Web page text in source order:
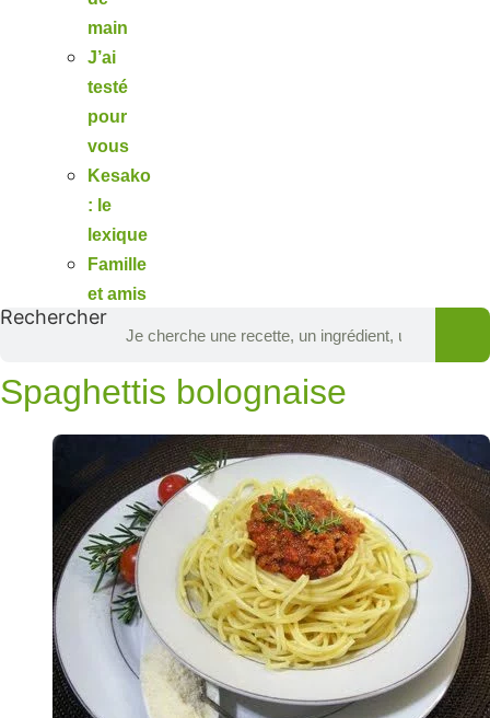
main
J’ai
testé
pour
vous
Kesako
: le
lexique
Famille
et amis
Rechercher
Spaghettis bolognaise